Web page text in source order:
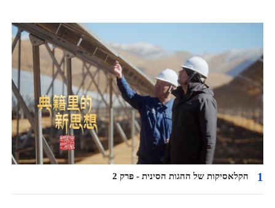
1 הקלאסיקות של ההגות הסינית - פרק 2